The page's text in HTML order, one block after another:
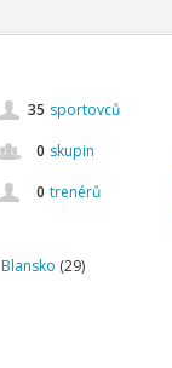
35 sportovců
0 skupin
0 trenérů
Blansko (29)